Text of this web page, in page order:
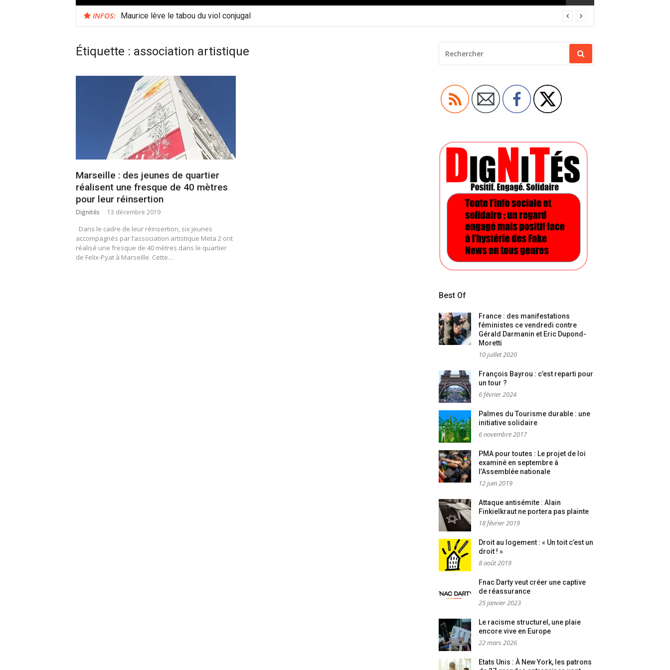
INFOS: Maurice lève le tabou du viol conjugal
Étiquette : association artistique
Marseille : des jeunes de quartier
réalisent une fresque de 40 mètres
pour leur réinsertion
Dignités 13 décembre 2019
Dans le cadre de leur réinsertion, six jeunes
accompagnés par l’association artistique Meta 2 ont
réalisé une fresque de 40 mètres dans le quartier
de Felix-Pyat à Marseille. Cette…
POUR
:
Best Of
France : des manifestations
féministes ce vendredi contre
Gérald Darmanin et Eric Dupond-
Moretti
10 juillet 2020
François Bayrou : c’est reparti pour
un tour ?
6 février 2024
Palmes du Tourisme durable : une
initiative solidaire
6 novembre 2017
PMA pour toutes : Le projet de loi
examiné en septembre à
l’Assemblée nationale
12 juin 2019
Attaque antisémite : Alain
Finkielkraut ne portera pas plainte
18 février 2019
Droit au logement : « Un toit c’est un
droit ! »
8 août 2019
Fnac Darty veut créer une captive
de réassurance
25 janvier 2023
Le racisme structurel, une plaie
encore vive en Europe
22 mars 2026
Etats Unis : À New York, les patrons